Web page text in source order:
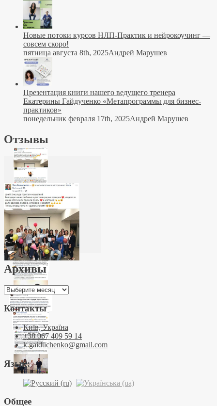
Новые потоки курсов НЛП-Практик и нейрокоучинг —
совсем скоро!
пятница августа 8th, 2025Андрей Марушев
Презентация книги нашего ведущего тренера
Екатерины Гайдученко «Метапрограммы для бизнес-
практиков»
понедельник февраля 17th, 2025Андрей Марушев
Отзывы
Архивы
Архивы
Контакты
Київ, Україна
+38 067 409 59 14
k.gaiduchenko@gmail.com
Язык:
Общее